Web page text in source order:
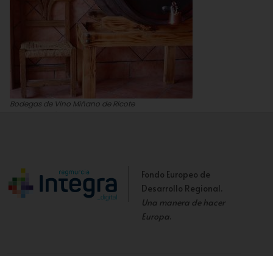
Bodegas de Vino Miñano de Ricote
Fondo Europeo de
Desarrollo Regional.
Una manera de hacer
Europa.